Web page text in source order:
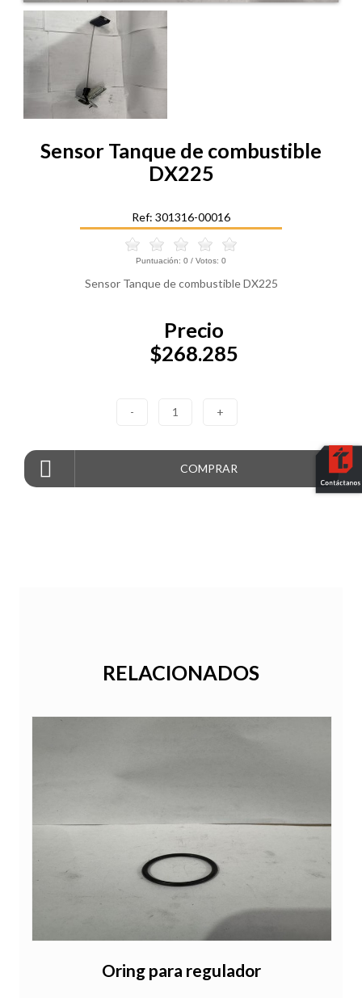
Sensor Tanque de combustible
DX225
Ref: 301316-00016
Puntuación: 0 / Votos: 0
Sensor Tanque de combustible DX225
Precio
$268.285
- 1 +
COMPRAR
RELACIONADOS
Oring para regulador